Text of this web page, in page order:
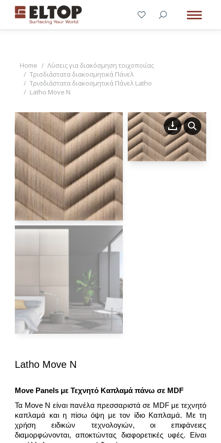
You are here:
Home
Λύσεις για διακόσμηση τοιχοποιίας
Τρισδιάστατα διακοσμητικά Πάνελ
Τρισδιάστατα διακοσμητικά Πάνελ Latho
Latho Move N
Latho Move N
Move Panels με Τεχνητό Καπλαμά πάνω σε MDF
Τα Move N είναι πανέλα πρεσσαριστά σε MDF με τεχνητό
καπλαμά και η πίσω όψη με τον ίδιο Καπλαμά. Με τη
χρήση ειδικών τεχνολογιών, οι επιφάνειες
διαμορφώνονται, αποκτώντας διαφορετικές υφές. Είναι